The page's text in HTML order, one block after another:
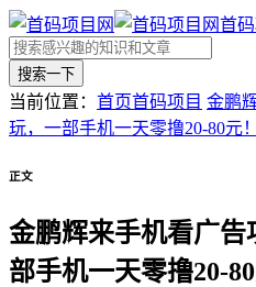
首
搜索一下
当前位置： 首页首码项目 金鹏
玩，一部手机一天零撸20-80元！
正文
金鹏辉来手机看广
部手机一天零撸20-80